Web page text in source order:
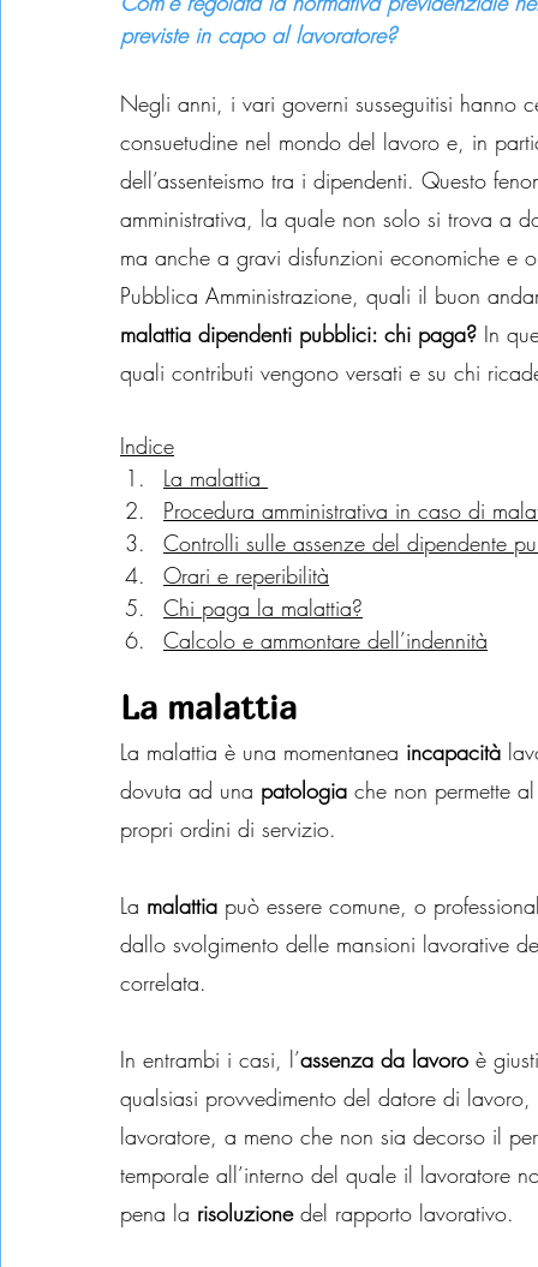
previste in capo al lavoratore?
Negli anni, i vari governi susseguitisi hanno
consuetudine nel mondo del lavoro e, in
dell’assenteismo tra i dipendenti. Questo
amministrativa, la quale non solo si trova a
ma anche a gravi disfunzioni economiche
Pubblica Amministrazione, quali il buon
malattia dipendenti pubblici: chi paga? In
quali contributi vengono versati e su chi
Indice
La malattia
Procedura amministrativa in caso di
Controlli sulle assenze del dipendente
Orari e reperibilità
Chi paga la malattia?
Calcolo e ammontare dell’indennità
La malattia
La malattia è una momentanea incapacità
dovuta ad una patologia che non permette
propri ordini di servizio.
La malattia può essere comune, o
dallo svolgimento delle mansioni lavorative
correlata.
In entrambi i casi, l’assenza da lavoro è
qualsiasi provvedimento del datore di
lavoratore, a meno che non sia decorso il
temporale all’interno del quale il lavoratore
pena la risoluzione del rapporto lavorativo.